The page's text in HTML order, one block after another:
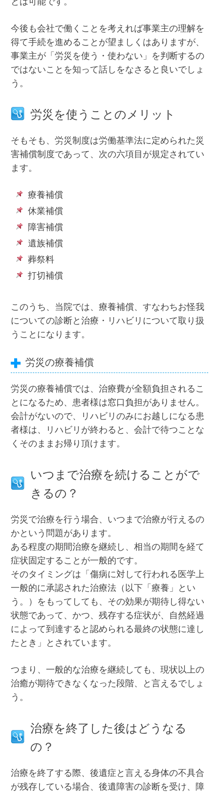
今後も会社で働くことを考えれば事業主の理解を
得て手続を進めることが望ましくはありますが、
事業主が「労災を使う・使わない」を判断するの
ではないことを知って話しをなさると良いでしょ
う。
労災を使うことのメリット
そもそも、労災制度は労働基準法に定められた災
害補償制度であって、次の六項目が規定されてい
ます。
療養補償
休業補償
障害補償
遺族補償
葬祭料
打切補償
このうち、当院では、療養補償、すなわちお怪我
についての診断と治療・リハビリについて取り扱
うことになります。
労災の療養補償
労災の療養補償では、治療費が全額負担されるこ
とになるため、患者様は窓口負担がありません。
会計がないので、リハビリのみにお越しになる患
者様は、リハビリが終わると、会計で待つことな
くそのままお帰り頂けます。
いつまで治療を続けることがで
きるの？
労災で治療を行う場合、いつまで治療が行えるの
かという問題があります。
ある程度の期間治療を継続し、相当の期間を経て
症状固定することが一般的です。
そのタイミングは「傷病に対して行われる医学上
一般的に承認された治療法（以下「療養」とい
う。）をもってしても、その効果が期待し得ない
状態であって、かつ、残存する症状が、自然経過
によって到達すると認められる最終の状態に達し
たとき」とされています。
つまり、一般的な治療を継続しても、現状以上の
治癒が期待できなくなった段階、と言えるでしょ
う。
治療を終了した後はどうなる
の？
治療を終了する際、後遺症と言える身体の不具合
が残存している場合、後遺障害の診断を受け、障